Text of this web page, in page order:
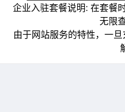
企业入驻套餐说明: 在套餐
无限
由于网站服务的特性，一